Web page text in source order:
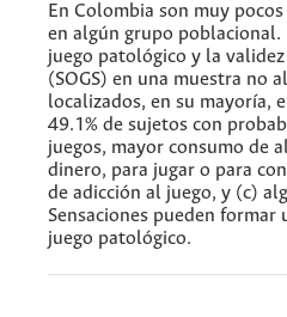
En Colombia son muy
en algún grupo poblacional.
juego patológico y la
(SOGS) en una muestra no
localizados, en su mayoría,
49.1% de sujetos con
juegos, mayor consumo de
dinero, para jugar o para
de adicción al juego, y (c)
Sensaciones pueden
juego patológico.